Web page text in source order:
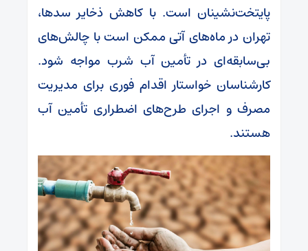
پایتخت‌نشینان است. با کاهش ذخایر سدها،
تهران در ماه‌های آتی ممکن است با چالش‌های
بی‌سابقه‌ای در تأمین آب شرب مواجه شود.
کارشناسان خواستار اقدام فوری برای مدیریت
مصرف و اجرای طرح‌های اضطراری تأمین آب
هستند.